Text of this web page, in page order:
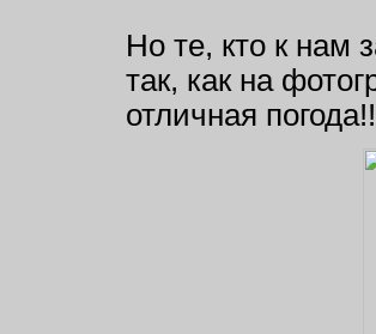
Но те, кто к нам
так, как на
отличная